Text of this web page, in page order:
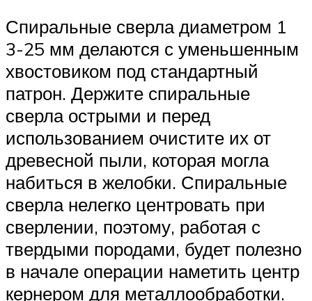
Спиральные сверла диаметром 1
3-25 мм делаются с уменьшенным
хвостовиком под стандартный
патрон. Держите спиральные
сверла острыми и перед
использованием очистите их от
древесной пыли, которая могла
набиться в желобки. Спиральные
сверла нелегко центровать при
сверлении, поэтому, работая с
твердыми породами, будет полезно
в начале операции наметить центр
кернером для металлообработки.